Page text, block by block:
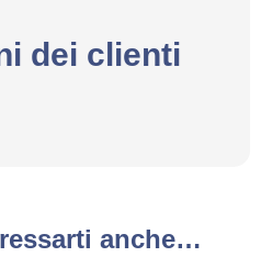
dei clienti
anche…